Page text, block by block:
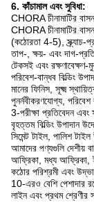
6. কাঁচামাল এবং সুবিধা:
CHORA চীনামাটির
CHORA চীনামাটির
(কঠোরতা 4-5), স্ক্র্যাচ-
তাপ-, ক্ষয়- এবং দাগ-
টেকসই এবং
পরিবেশ-বান্ধব বিল্ডিং
মানের ফিনিস, সূক্ষ্ম
পুনর্নবীকরণযোগ্য, পরিবেশ
3-পরীক্ষা প্রতিবেদন এবং
বৃহত্তম বিল্ডিং উপাদান
সিমেন্ট টাইল, পালিশ টাইল
আমাদের পণ্যগুলি দেশীয়
আফ্রিকা, মধ্য আফ্রিকা,
কঠোর পরিশ্রমী এবং
10-এরও বেশি পেশাদার
লাইন এবং প্রথম শ্রেণীর